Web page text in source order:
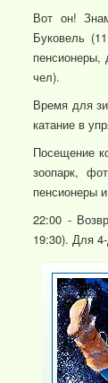
Вот он!
Буковель
пенсионеры,
чел).
Время для
катание в
Посещение
зоопарк,
пенсионеры
22:00 -
19:30). Для